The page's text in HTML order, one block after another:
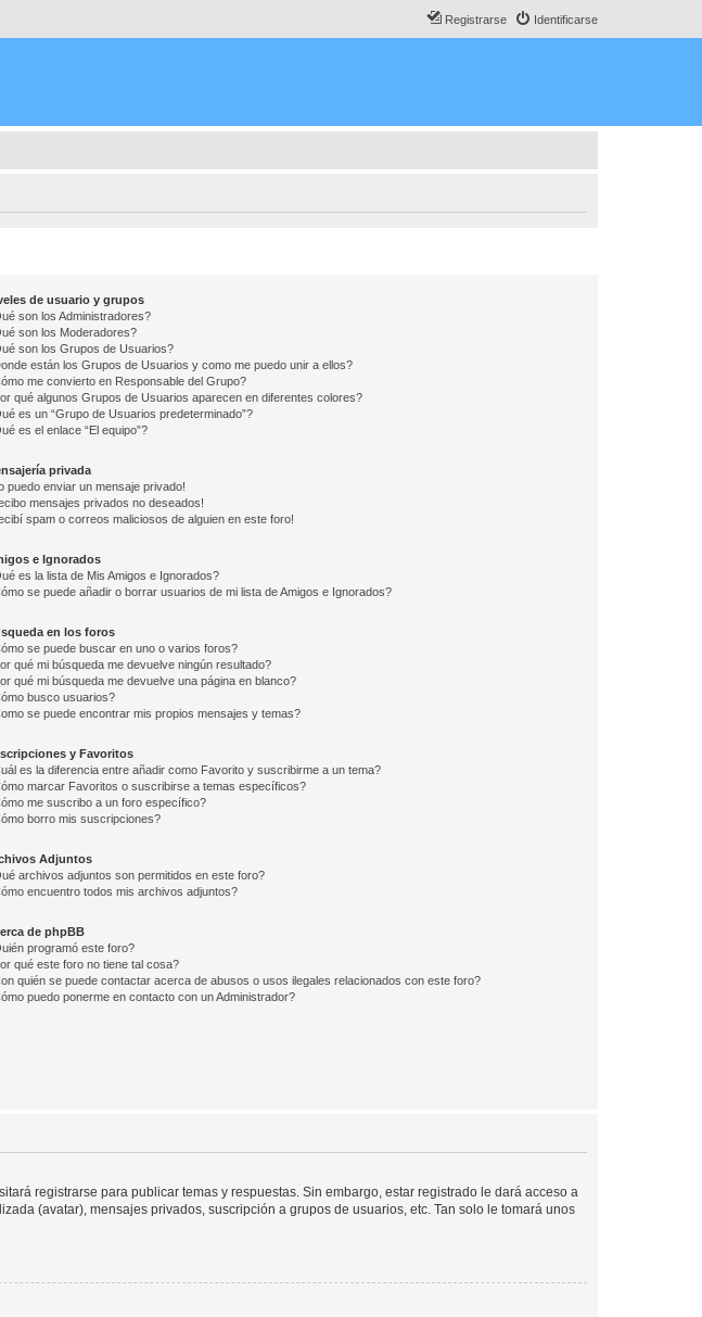
Identificarse
Registrarse
de usuario y grupos
son los Administradores?
son los Moderadores?
son los Grupos de Usuarios?
están los Grupos de Usuarios y como me puedo unir a ellos?
me convierto en Responsable del Grupo?
qué algunos Grupos de Usuarios aparecen en diferentes colores?
es un “Grupo de Usuarios predeterminado”?
es el enlace “El equipo”?
privada
puedo enviar un mensaje privado!
mensajes privados no deseados!
spam o correos maliciosos de alguien en este foro!
e Ignorados
es la lista de Mis Amigos e Ignorados?
se puede añadir o borrar usuarios de mi lista de Amigos e Ignorados?
en los foros
se puede buscar en uno o varios foros?
qué mi búsqueda me devuelve ningún resultado?
qué mi búsqueda me devuelve una página en blanco?
busco usuarios?
se puede encontrar mis propios mensajes y temas?
y Favoritos
es la diferencia entre añadir como Favorito y suscribirme a un tema?
marcar Favoritos o suscribirse a temas específicos?
me suscribo a un foro específico?
borro mis suscripciones?
Adjuntos
archivos adjuntos son permitidos en este foro?
encuentro todos mis archivos adjuntos?
de phpBB
programó este foro?
qué este foro no tiene tal cosa?
quién se puede contactar acerca de abusos o usos ilegales relacionados con este foro?
puedo ponerme en contacto con un Administrador?
registrarse para publicar temas y respuestas. Sin embargo, estar registrado le dará acceso a
(avatar), mensajes privados, suscripción a grupos de usuarios, etc. Tan solo le tomará unos